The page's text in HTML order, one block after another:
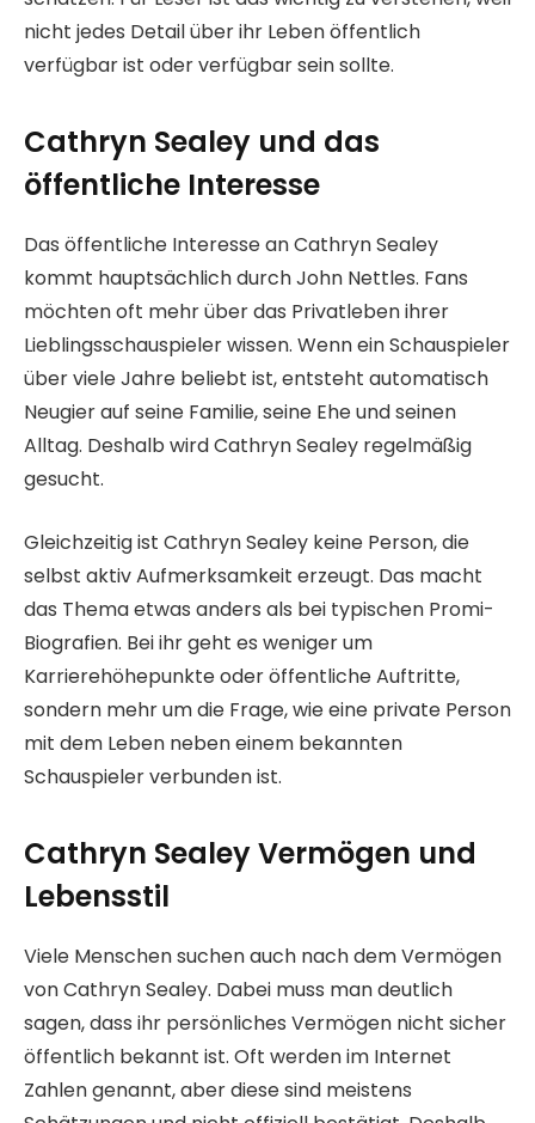
nicht jedes Detail über ihr Leben öffentlich
verfügbar ist oder verfügbar sein sollte.
Cathryn Sealey und das
öffentliche Interesse
Das öffentliche Interesse an Cathryn Sealey
kommt hauptsächlich durch John Nettles. Fans
möchten oft mehr über das Privatleben ihrer
Lieblingsschauspieler wissen. Wenn ein Schauspieler
über viele Jahre beliebt ist, entsteht automatisch
Neugier auf seine Familie, seine Ehe und seinen
Alltag. Deshalb wird Cathryn Sealey regelmäßig
gesucht.
Gleichzeitig ist Cathryn Sealey keine Person, die
selbst aktiv Aufmerksamkeit erzeugt. Das macht
das Thema etwas anders als bei typischen Promi-
Biografien. Bei ihr geht es weniger um
Karrierehöhepunkte oder öffentliche Auftritte,
sondern mehr um die Frage, wie eine private Person
mit dem Leben neben einem bekannten
Schauspieler verbunden ist.
Cathryn Sealey Vermögen und
Lebensstil
Viele Menschen suchen auch nach dem Vermögen
von Cathryn Sealey. Dabei muss man deutlich
sagen, dass ihr persönliches Vermögen nicht sicher
öffentlich bekannt ist. Oft werden im Internet
Zahlen genannt, aber diese sind meistens